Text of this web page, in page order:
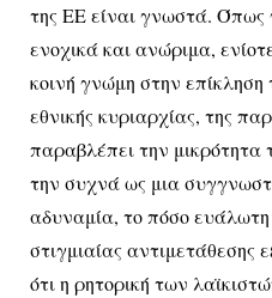
της ΕΕ είναι γνωστά. Όπως
ενοχικά και ανώριμα,
κοινή γνώμη στην επίκληση
εθνικής κυριαρχίας, της
παραβλέπει την
την συχνά ως μια
αδυναμία, το πόσο ευάλωτη
στιγμιαίας αντιμετάθεσης
ότι η ρητορική των